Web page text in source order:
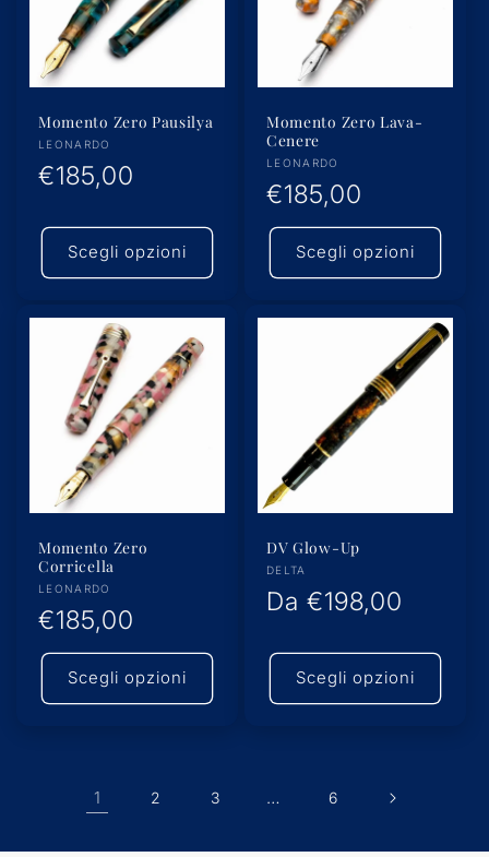
Momento Zero Pausilya
Produttore:
LEONARDO
Prezzo
listino
€185,00
Scegli opzioni
Momento Zero Lava-
Cenere
Produttore:
LEONARDO
Prezzo
di
listino
€185,00
Scegli opzioni
Momento Zero
Corricella
Produttore:
LEONARDO
Prezzo
di
listino
€185,00
Scegli opzioni
DV Glow-Up
Produttore:
DELTA
Prezzo
listino
Da €198,00
Scegli opzioni
1 2 3 … 6